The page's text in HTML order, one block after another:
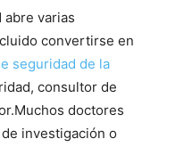
varias
convertirse en
seguridad de la
consultor de
doctores
investigación o